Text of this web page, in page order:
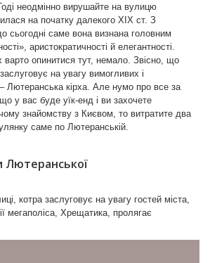
вулиці Енгельса. 1960-ті роки
України громада відродилася. У
богослужіння, але щоб
над будівлею, громаді
Лише в 1998 році храм повністю
у власність, тоді його майже
реставрацію, яка тривала два
року в оновленій святині знову
для вірян. Перед входом встановили
Окрім того, повернули історичну
Енгельса.
Поштова площа
неодмінно вирушайте на вулицю
на початку далекого ХІХ ст. З
сьогодні саме вона визнана головним
аристократичності й елегантності.
варто опинитися тут, немало. Звісно, що
на увагу вимогливих і
Лютеранська кірха. Але нумо про все за
у вас буде уїк-енд і ви захочете
знайомству з Києвом, то витратите два
саме по Лютеранській.
Лютеранської
котра заслуговує на увагу гостей міста,
мегаполіса, Хрещатика, пролягає
з центром міста, до якого стрімголов